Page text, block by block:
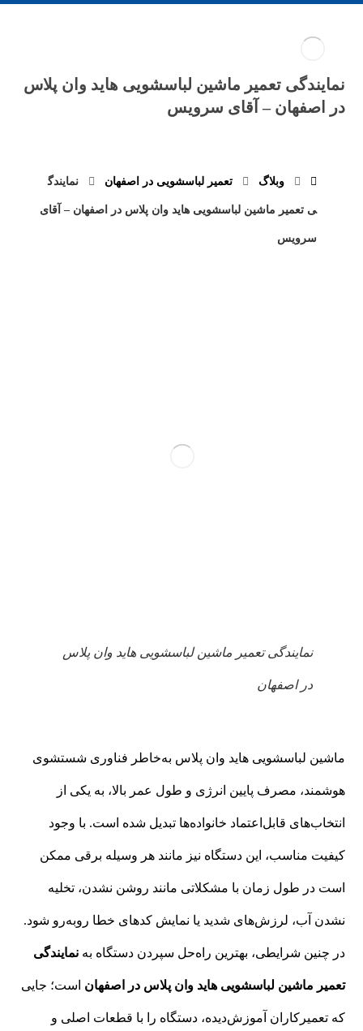
نمایندگی تعمیر ماشین لباسشویی هاید وان پلاس
در اصفهان – آقای سرویس
وبلاگ تعمیر لباسشویی در اصفهان نمایندگ
ی تعمیر ماشین لباسشویی هاید وان پلاس در اصفهان – آقای
سرویس
نمایندگی تعمیر ماشین لباسشویی هاید وان پلاس
در اصفهان
ماشین لباسشویی‌ هاید وان پلاس به‌خاطر فناوری شستشوی
هوشمند، مصرف پایین انرژی و طول عمر بالا، به یکی از
انتخاب‌های قابل‌اعتماد خانواده‌ها تبدیل شده است. با وجود
کیفیت مناسب، این دستگاه نیز مانند هر وسیله برقی ممکن
است در طول زمان با مشکلاتی مانند روشن نشدن، تخلیه
نشدن آب، لرزش‌های شدید یا نمایش کدهای خطا روبه‌رو شود.
در چنین شرایطی، بهترین راه‌حل سپردن دستگاه بهنمایندگی
تعمیر ماشین لباسشویی هاید وان پلاس در اصفهان است؛ جایی
که تعمیرکاران آموزش‌دیده، دستگاه را با قطعات اصلی و